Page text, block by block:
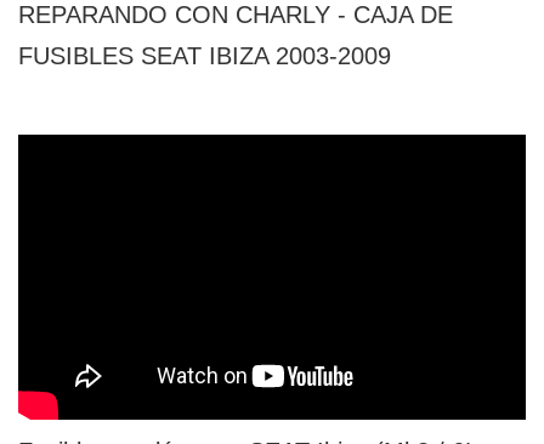
REPARANDO CON CHARLY - CAJA DE
FUSIBLES SEAT IBIZA 2003-2009